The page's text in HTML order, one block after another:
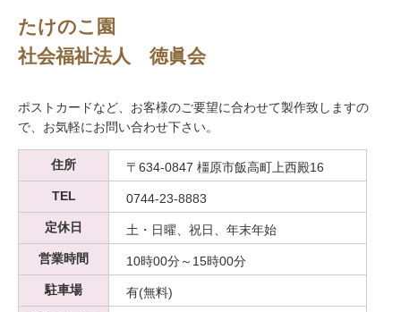
たけのこ園
社会福祉法人 徳眞会
ポストカードなど、お客様のご要望に合わせて製作致しますの
で、お気軽にお問い合わせ下さい。
住所
〒634-0847 橿原市飯高町上西殿16
TEL
0744-23-8883
定休日
土・日曜、祝日、年末年始
営業時間
10時00分～15時00分
駐車場
有(無料)